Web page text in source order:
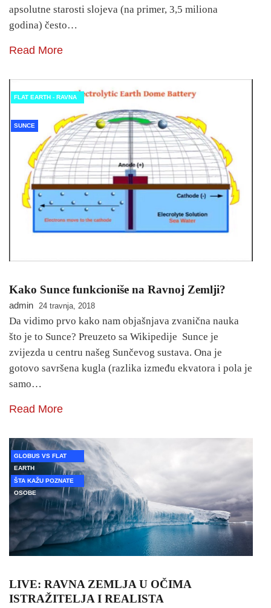
apsolutne starosti slojeva (na primer, 3,5 miliona
godina) često…
Read More
FLAT EARTH - RAVNA
SUNCE
Kako Sunce funkcioniše na Ravnoj Zemlji?
admin 24 travnja, 2018
Da vidimo prvo kako nam objašnjava zvanična nauka
što je to Sunce? Preuzeto sa Wikipedije Sunce je
zvijezda u centru našeg Sunčevog sustava. Ona je
gotovo savršena kugla (razlika između ekvatora i pola je
samo…
Read More
GLOBUS VS FLAT
EARTH
ŠTA KAŽU POZNATE
OSOBE
LIVE: RAVNA ZEMLJA U OČIMA
ISTRAŽITELJA I REALISTA